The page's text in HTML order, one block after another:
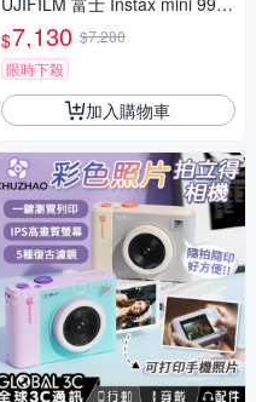
拍立得 相機(mini99,公司貨)
$7,130 $7,280
限時下殺
加入購物車